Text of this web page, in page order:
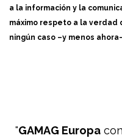
a la información y la
máximo respeto a la verdad
ningún caso –y menos
GAMAG Europa